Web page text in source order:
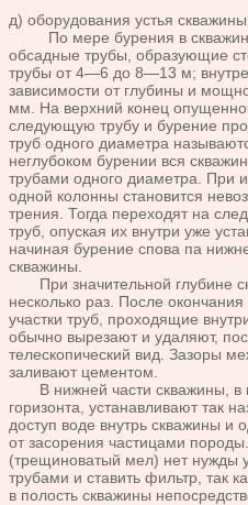
д) оборудования устья скважины.
По мере бурения в скважину
обсадные трубы, образующие
трубы от 4—6 до 8—13 м;
зависимости от глубины и
мм. На верхний конец
следующую трубу и бурение
труб одного диаметра
неглубоком бурении вся
трубами одного диаметра. При
одной колонны становится
трения. Тогда переходят на
труб, опуская их внутри уже
начиная бурение спова па
скважины.
При значительной глубине
несколько раз. После
участки труб, проходящие
обычно вырезают и удаляют,
телескопический вид. Зазоры
заливают цементом.
В нижней части скважины, в
горизонта, устанавливают так
доступ воде внутрь скважины и
от засорения частицами
(трещиноватый мел) нет нужды
трубами и ставить фильтр, так
в полость скважины